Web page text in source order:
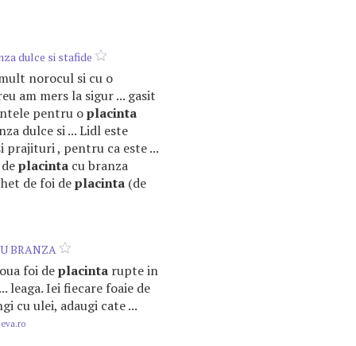
dulce si stafide
norocul si cu o
am mers la sigur ... gasit
pentru oplacinta
dulce si ... Lidl este
prajituri , pentru ca este ...
placinta cu branza
de foi deplacinta (de
BRANZA
foi deplacinta rupte in
leaga. Iei fiecare foaie de
cu ulei, adaugi cate ...